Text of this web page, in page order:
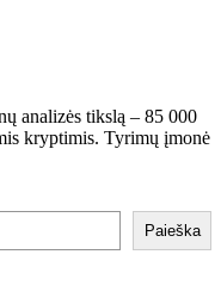
analizės tikslą – 85 000
kryptimis. Tyrimų įmonė
Paieška